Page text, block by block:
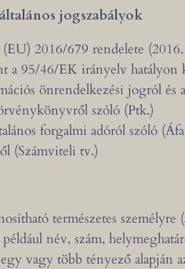
jogszabályok
2016/679 rendelete
a 95/46/EK irányelv
önrendelkezési jogról és
szóló (Ptk.)
forgalmi adóról szóló
(Számviteli tv.)
természetes
név, szám,
vagy több tényező